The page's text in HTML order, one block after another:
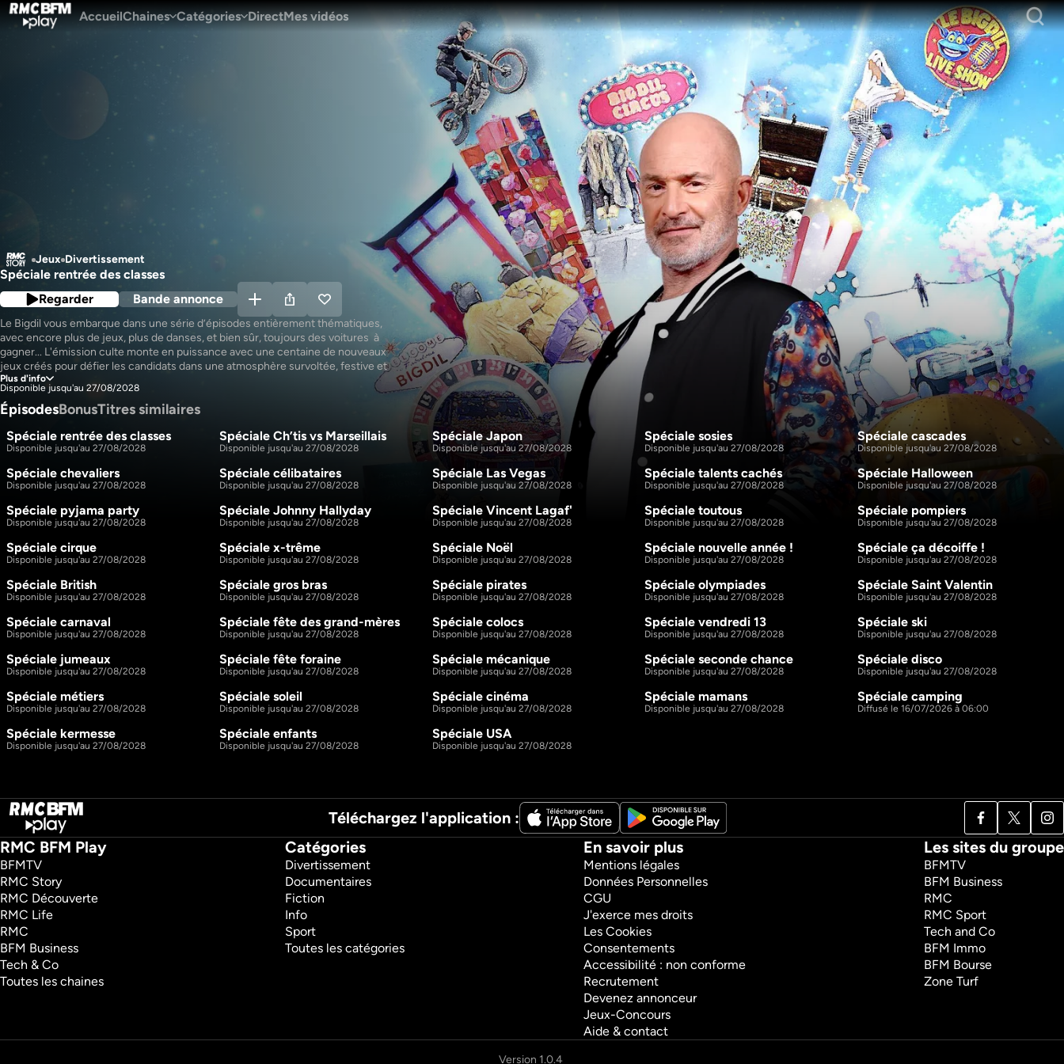
Jeux Divertissement
Spéciale rentrée des classes
Regarder
Bande annonce
Le Bigdil vous embarque dans une série d’épisodes entièrement thématiques,
avec encore plus de jeux, plus de danses, et bien sûr, toujours des voitures  à
gagner... L'émission culte monte en puissance avec une centaine de nouveaux
jeux créés pour défier les candidats dans une atmosphère survoltée, festive et
totalement déjantée ! Chaque émission vous embarque avec des invités dans
un univers unique avec des décors spectaculaires inédits, bien au-delà des
anciens, pour une immersion totale dans des ambiances hors du commun : «
», « Camping »... et bien d’autres surprises !
Plus d'info
Disponible jusqu'au 27/08/2028
ÉpisodesBonusTitres similaires
S2 E1
Spéciale rentrée des classes
Disponible jusqu'au 27/08/2028 S2 E2 1h21m
Spéciale Ch’tis vs Marseillais
Disponible jusqu'au 27/08/2028 S2 E3
Spéciale Japon
Disponible jusqu'au 27/08/2028 S2 E4 1h11m
Spéciale sosies
Disponible jusqu'au 27/08/2028 S2 E5
Spéciale cascades
Disponible jusqu'au 27/08/2028
S2 E6
Spéciale chevaliers
Disponible jusqu'au 27/08/2028 S2 E7
Spéciale célibataires
Disponible jusqu'au 27/08/2028 S2 E8
Spéciale Las Vegas
Disponible jusqu'au 27/08/2028 S2 E9
Spéciale talents cachés
Disponible jusqu'au 27/08/2028 S2 E10
Spéciale Halloween
Disponible jusqu'au 27/08/2028
S2 E11
Spéciale pyjama party
Disponible jusqu'au 27/08/2028 S2 E12
Spéciale Johnny Hallyday
Disponible jusqu'au 27/08/2028 S2 E13
Spéciale Vincent Lagaf'
Disponible jusqu'au 27/08/2028 S2 E14
Spéciale toutous
Disponible jusqu'au 27/08/2028 S2 E15
Spéciale pompiers
Disponible jusqu'au 27/08/2028
S2 E16
Spéciale cirque
Disponible jusqu'au 27/08/2028 S2 E17
Spéciale x-trême
Disponible jusqu'au 27/08/2028 S2 E18
Spéciale Noël
Disponible jusqu'au 27/08/2028 S2 E19
Spéciale nouvelle année !
Disponible jusqu'au 27/08/2028 S2 E20
Spéciale ça décoiffe !
Disponible jusqu'au 27/08/2028
S2 E21
Spéciale British
Disponible jusqu'au 27/08/2028 S2 E22
Spéciale gros bras
Disponible jusqu'au 27/08/2028 S2 E23
Spéciale pirates
Disponible jusqu'au 27/08/2028 S2 E24
Spéciale olympiades
Disponible jusqu'au 27/08/2028 S2 E25
Spéciale Saint Valentin
Disponible jusqu'au 27/08/2028
S2 E26
Spéciale carnaval
Disponible jusqu'au 27/08/2028 S2 E27 1h8m
Spéciale fête des grand-mères
Disponible jusqu'au 27/08/2028 S2 E28
Spéciale colocs
Disponible jusqu'au 27/08/2028 S2 E29
Spéciale vendredi 13
Disponible jusqu'au 27/08/2028 S2 E30
Spéciale ski
Disponible jusqu'au 27/08/2028
S2 E31
Spéciale jumeaux
Disponible jusqu'au 27/08/2028 S2 E32
Spéciale fête foraine
Disponible jusqu'au 27/08/2028 S2 E33
Spéciale mécanique
Disponible jusqu'au 27/08/2028 S2 E34
Spéciale seconde chance
Disponible jusqu'au 27/08/2028 S2 E35
Disponible jusqu'au 27/08/2028
S2 E36
Spéciale métiers
Disponible jusqu'au 27/08/2028 S2 E37
Spéciale soleil
Disponible jusqu'au 27/08/2028 S2 E39
Spéciale cinéma
Disponible jusqu'au 27/08/2028 S2 E40
Spéciale mamans
Disponible jusqu'au 27/08/2028 S2 E41
Spéciale camping
Diffusé le 16/07/2026 à 06:00
S2 E42
Spéciale kermesse
Disponible jusqu'au 27/08/2028 S2 E43
Spéciale enfants
Disponible jusqu'au 27/08/2028 S2 E44
Spéciale USA
Disponible jusqu'au 27/08/2028
AccueilChaines Catégories DirectMes vidéos
Téléchargez l'application :
RMC BFM Play
BFMTV
RMC Story
RMC Découverte
RMC Life
RMC
BFM Business
Tech & Co
Toutes les chaines
Catégories
Divertissement
Documentaires
Fiction
Info
Sport
Toutes les catégories
En savoir plus
Mentions légales
Données Personnelles
CGU
J'exerce mes droits
Les Cookies
Consentements
Accessibilité : non conforme
Recrutement
Devenez annonceur
Jeux-Concours
Aide & contact
Les sites du groupe
BFMTV
BFM Business
RMC
RMC Sport
Tech and Co
BFM Immo
BFM Bourse
Zone Turf